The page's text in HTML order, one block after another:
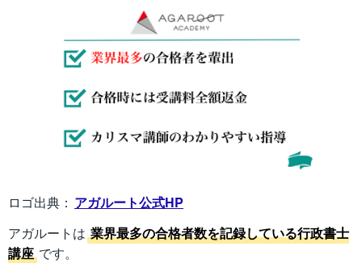
ロゴ出典： アガルート公式HP
アガルートは 業界最多の合格者数を記録している行政書士
講座 です。